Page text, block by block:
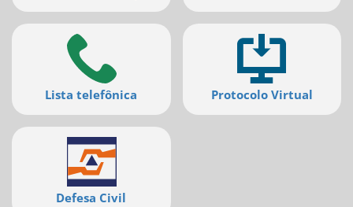
Lista telefônica Protocolo Virtual
Defesa Civil